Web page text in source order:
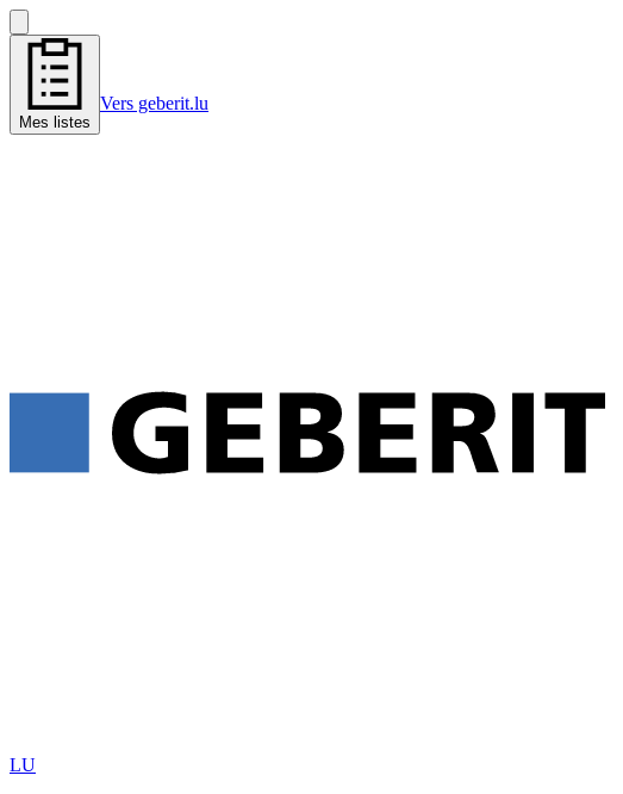
Mes listes
Vers geberit.lu
LU